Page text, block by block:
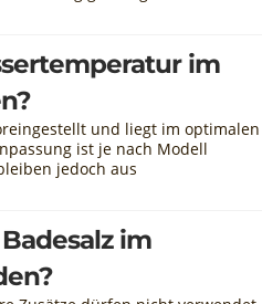
im
und liegt im optimalen
ist je nach Modell
jedoch aus
im